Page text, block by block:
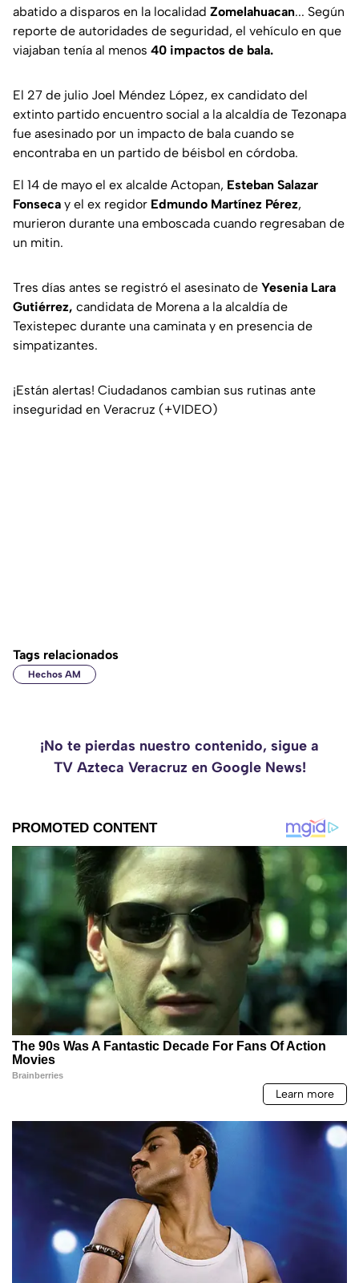
abatido a disparos en la localidad Zomelahuacan... Según
reporte de autoridades de seguridad, el vehículo en que
viajaban tenía al menos 40 impactos de bala.
El 27 de julio Joel Méndez López, ex candidato del
extinto partido encuentro social a la alcaldía de Tezonapa
fue asesinado por un impacto de bala cuando se
encontraba en un partido de béisbol en córdoba.
El 14 de mayo el ex alcalde Actopan, Esteban Salazar
Fonseca y el ex regidor Edmundo Martínez Pérez,
murieron durante una emboscada cuando regresaban de
un mitin.
Tres días antes se registró el asesinato de Yesenia Lara
Gutiérrez, candidata de Morena a la alcaldía de
Texistepec durante una caminata y en presencia de
simpatizantes.
¡Están alertas! Ciudadanos cambian sus rutinas ante
inseguridad en Veracruz (+VIDEO)
Tags relacionados
Hechos AM
¡No te pierdas nuestro contenido, sigue a
TV Azteca Veracruz en Google News!